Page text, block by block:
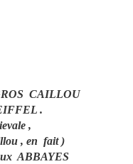
CAILLOU
.
,
, en fait )
ABBAYES